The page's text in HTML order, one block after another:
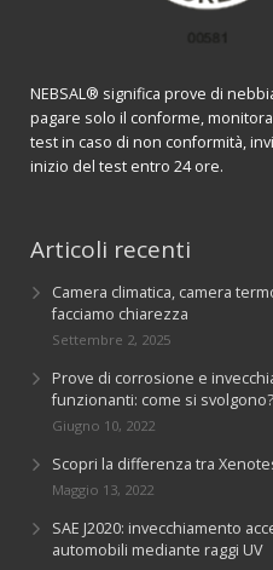
NEBSAL® significa prove di
pagare solo il conforme,
test in caso di non conformità,
inizio del test entro 24 ore.
Articoli recenti
Camera climatica, camera
facciamo chiarezza
Settembre 2, 2025
Prove di corrosione e
funzionanti: come si svolgono?
Giugno 10, 2022
Scopri la differenza tra
Maggio 13, 2022
SAE J2020: invecchiamento
automobili mediante raggi UV